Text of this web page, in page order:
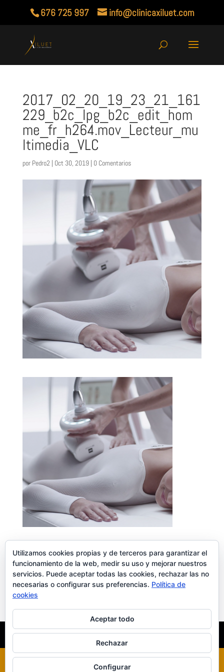
676 725 997 info@clinicaxiluet.com
2017_02_20_19_23_21_161
229_b2c_lpg_b2c_edit_hom
me_fr_h264.mov_Lecteur_mu
ltimedia_VLC
por Pedro2 | Oct 30, 2019| 0 Comentarios
Enviar comentario
Lo siento, debes estar
INICIO XILUET MEDICINA ESTÉTICA BELLEZA
Utilizamos cookies propias y de terceros para garantizar el
funcionamiento de la web, medir su uso y mejorar nuestros
servicios. Puede aceptar todas las cookies, rechazar las no
necesarias o configurar sus preferencias. Política de
cookies
Aceptar todo
Rechazar
Configurar